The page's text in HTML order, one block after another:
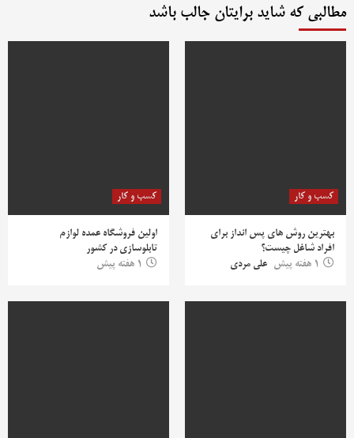
مطالبی که شاید برایتان جالب باشد
کسب و کار
بهترین روش‌ های پس‌ انداز برای
افراد شاغل چیست؟
1 هفته پیش
علی مردی
کسب و کار
اولین فروشگاه عمده لوازم
تابلوسازی در کشور
1 هفته پیش